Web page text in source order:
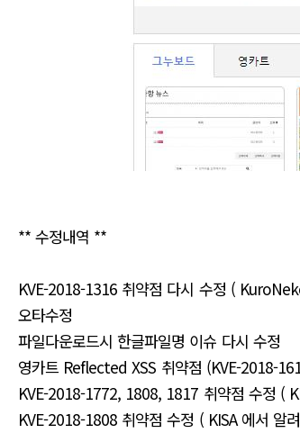
** 수정내역 **
KVE-2018-1316 취약점 다시 수정 (
오타수정
파일다운로드시 한글파일명 이슈 다시 수정
영카트 Reflected XSS 취약점 (KVE-2018-
KVE-2018-1772, 1808, 1817 취약점 수정 (
KVE-2018-1808 취약점 수정 ( KISA 에서 알